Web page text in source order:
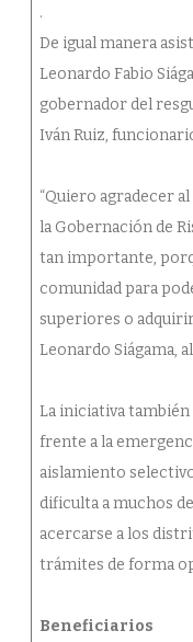
.
De igual manera
Leonardo Fabio
gobernador del
Iván Ruiz,
“Quiero agradecer
la Gobernación de
tan importante,
comunidad para
superiores o
Leonardo Siágama,
La iniciativa
frente a la
aislamiento
dificulta a muchos
acercarse a los
trámites de forma
Beneficiarios